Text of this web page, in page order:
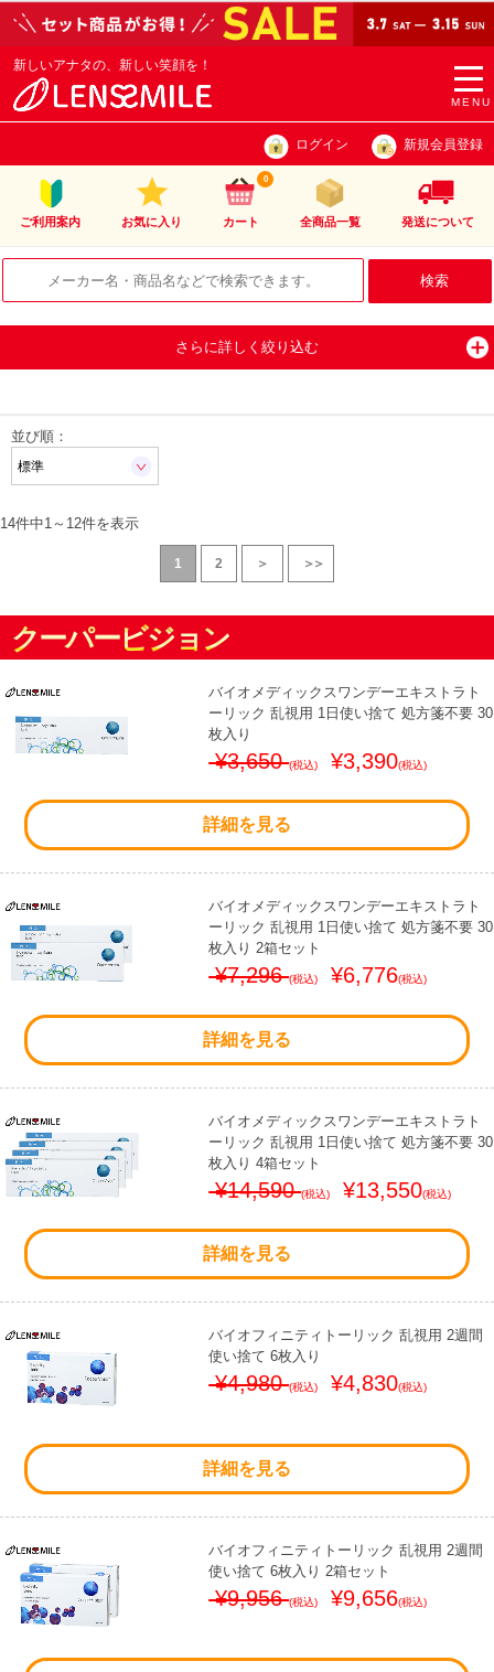
MENU
新しいアナタの、新しい笑顔を！
ログイン 新規会員登録
ご利用案内 お気に入り カート
0
全商品一覧 発送について
さらに詳しく絞り込む
並び順：
14件中1 ～ 12件を表示
1 2 ＞ ＞＞
クーパービジョン
バイオメディックスワンデーエキストラト
ーリック 乱視用 1日使い捨て 処方箋不要 30
枚入り
¥3,650(税込) ¥3,390(税込)
詳細を見る
バイオメディックスワンデーエキストラト
ーリック 乱視用 1日使い捨て 処方箋不要 30
枚入り 2箱セット
¥7,296(税込) ¥6,776(税込)
詳細を見る
バイオメディックスワンデーエキストラト
ーリック 乱視用 1日使い捨て 処方箋不要 30
枚入り 4箱セット
¥14,590(税込) ¥13,550(税込)
詳細を見る
バイオフィニティトーリック 乱視用 2週間
使い捨て 6枚入り
¥4,980(税込) ¥4,830(税込)
詳細を見る
バイオフィニティトーリック 乱視用 2週間
使い捨て 6枚入り 2箱セット
¥9,956(税込) ¥9,656(税込)